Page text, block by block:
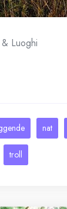
& Luoghi
nat
troll